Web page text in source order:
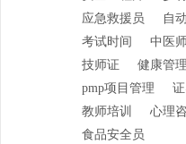
应急救援员
自
考试时间
中医
技师证
健康管
pmp项目管理
教师培训
心理
食品安全员